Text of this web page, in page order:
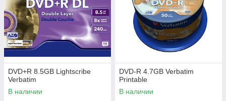
DVD+R 8.5GB Lightscribe
Verbatim
В наличии
DVD-R 4.7GB Verbatim
Printable
В наличии